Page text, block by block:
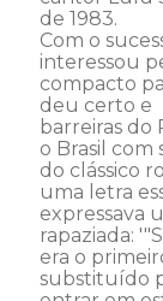
de 1983.
Com o
interessou
compacto
deu certo e
barreiras do
o Brasil
do clássico
uma letra
expressava
rapaziada:
era o
substituído